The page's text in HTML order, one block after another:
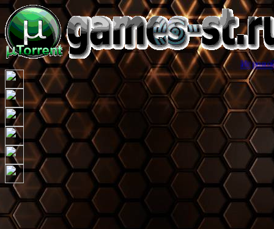
Игровой торрент